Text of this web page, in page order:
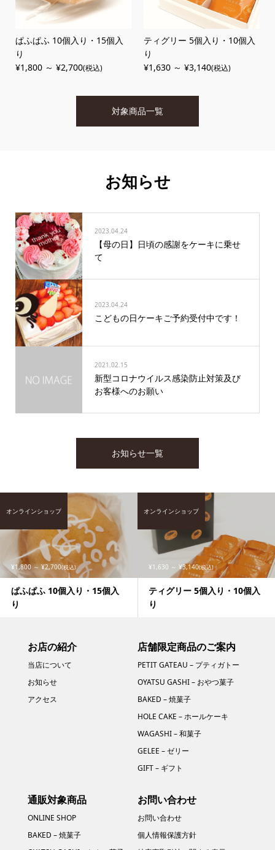
ぱふぱふ 10個入り・15個入
り
¥1,800 ～ ¥2,700(税込)
ティグリー 5個入り・10個入
り
¥1,630 ～ ¥3,140(税込)
対象商品一覧
お知らせ
2023.04.24
【母の日】日頃の感謝をケーキに乗せ
て
2023.04.24
こどもの日ケーキご予約受付中です！
2021.02.15
新型コロナウイルス感染防⽌対策及び
お客様へのお願い
お知らせ一覧
¥1,800 ～ ¥2,700(税込)
ぱふぱふ 10個入り・15個入
り
オンラインショップ
¥1,630 ～ ¥3,140(税込)
ティグリー 5個入り・10個入
り
オンラインショップ
お店の紹介
当店について
お知らせ
アクセス
店舗限定商品のご案内
PETIT GATEAU – プティガトー
OYATSU GASHI – おやつ菓子
BAKED – 焼菓子
HOLE CAKE – ホールケーキ
WAGASHI – 和菓子
GELEE – ゼリー
GIFT – ギフト
通販対象商品
ONLINE SHOP
BAKED – 焼菓子
お問い合わせ
お問い合わせ
個人情報保護方針